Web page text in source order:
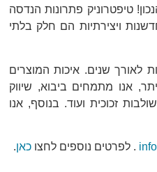
טיפטרוניק פתרונות הנדסה
ויצירתיות הם חלק בלתי
לאורך שנים. איכות המוצרים
אנו מתמחים ביבוא, שיווק
זכוכית ועוד. בנוסף, אנו
. לפרטים נוספים לחצו כאן.